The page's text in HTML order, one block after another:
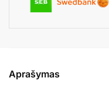
Aprašymas